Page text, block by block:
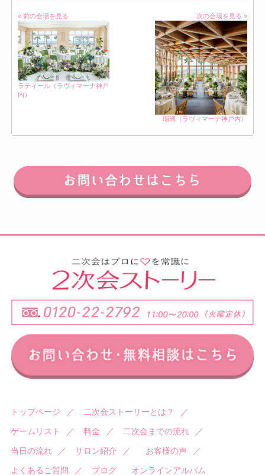
« 前の会場を見る
ラティール（ラヴィマーナ神戸
内）
次の会場を見る »
瑠璃（ラヴィマーナ神戸内）
トップページ ／ 二次会ストーリーとは？ ／
ゲームリスト ／ 料金 ／ 二次会までの流れ ／
当日の流れ ／ サロン紹介 ／ お客様の声 ／
よくあるご質問 ／ ブログ オンラインアルバム